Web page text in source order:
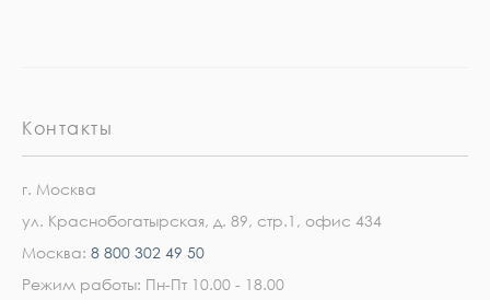
Контакты
г. Москва
ул. Краснобогатырская, д. 89, стр.1, офис 434
Москва: 8 800 302 49 50
Режим работы: Пн-Пт 10.00 - 18.00